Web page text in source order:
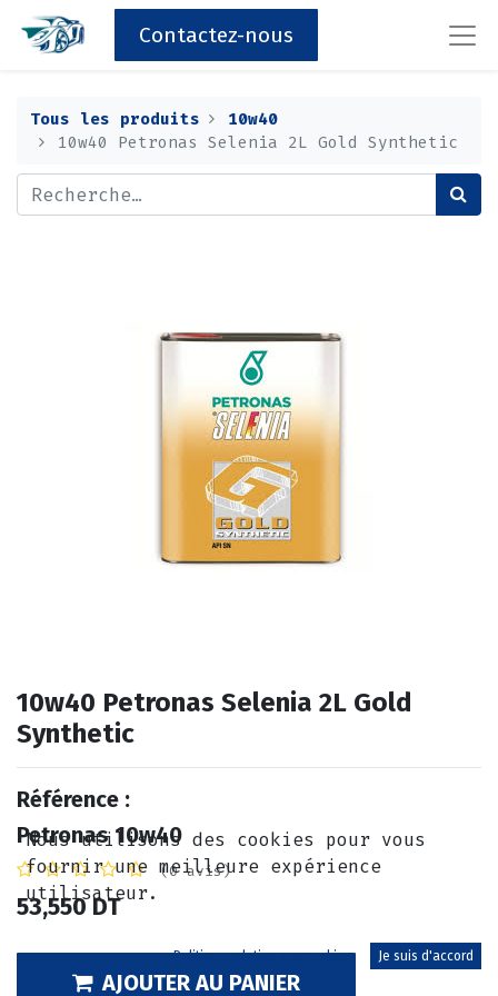
Contactez-nous
Tous les produits
10w40
10w40 Petronas Selenia 2L Gold Synthetic
10w40 Petronas Selenia 2L Gold
Synthetic
Référence :
Petronas 10w40
(0 avis)
53,550DT
AJOUTER AU PANIER
Nous utilisons des cookies pour vous
fournir une meilleure expérience
utilisateur.
Politique relative aux cookies Je suis d'accord